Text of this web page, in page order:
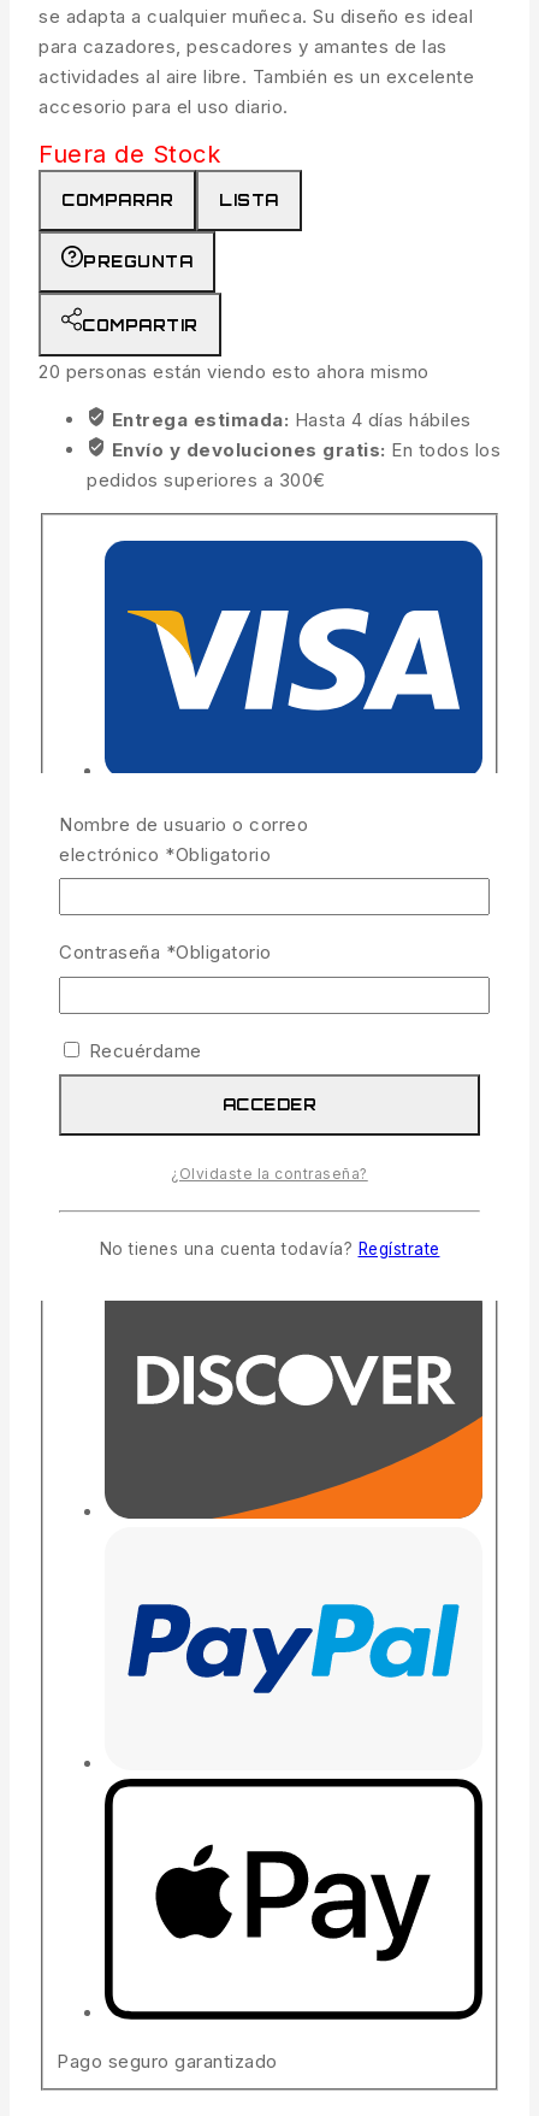
se adapta a cualquier muñeca. Su diseño es ideal
para cazadores, pescadores y amantes de las
actividades al aire libre. También es un excelente
accesorio para el uso diario.
Fuera de Stock
COMPARAR LISTA
PREGUNTA
COMPARTIR
20 personas están viendo esto ahora mismo
Entrega estimada: Hasta 4 días hábiles
Envío y devoluciones gratis: En todos los
pedidos superiores a 300€
Pago seguro garantizado
Nombre de usuario o correo
electrónico *Obligatorio
Contraseña *Obligatorio
Recuérdame
ACCEDER
¿Olvidaste la contraseña?
No tienes una cuenta todavía? Regístrate